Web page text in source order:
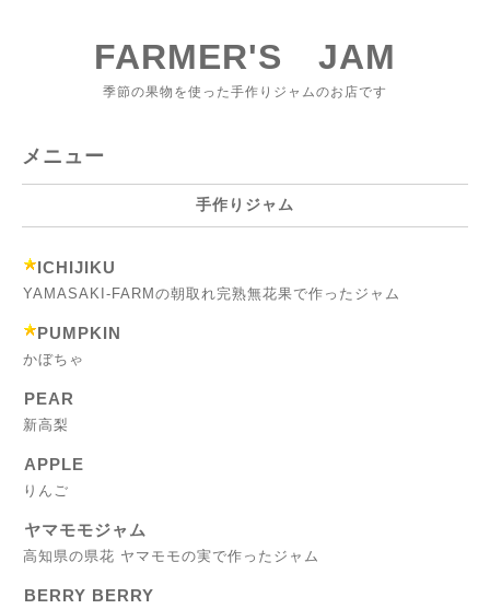
FARMER'S JAM
季節の果物を使った手作りジャムのお店です
メニュー
手作りジャム
ICHIJIKU
YAMASAKI-FARMの朝取れ完熟無花果で作ったジャム
PUMPKIN
かぼちゃ
PEAR
新高梨
APPLE
りんご
ヤマモモジャム
高知県の県花 ヤマモモの実で作ったジャム
BERRY BERRY